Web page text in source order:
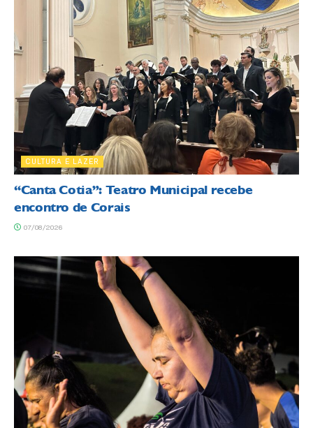
CULTURA E LAZER
“Canta Cotia”: Teatro Municipal recebe
encontro de Corais
07/08/2026